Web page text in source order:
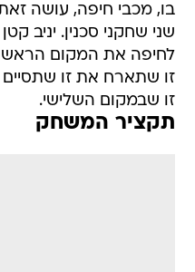
בו, מכבי חיפה, עושה
שני שחקני סכנין. יניב
לחיפה את המקום
זו שתארח את זו
זו שבמקום השלישי.
תקציר המשחק